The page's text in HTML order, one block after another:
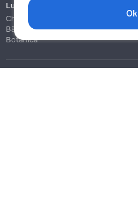
Ok
Lucrări de construcție și instalare
Chișinău
Bălți
Botanica